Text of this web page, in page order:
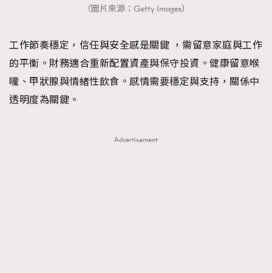
（圖片來源：Getty Images）
工作節奏穩定，信任與安全感是關鍵 ，需留意家庭與工作
的平衡。財務適合重新配置資產與保守投資。健康留意喉
嚨、甲狀腺與情緒性飲食。感情需要穩定與支持，關係中
透明度為關鍵。
Advertisement